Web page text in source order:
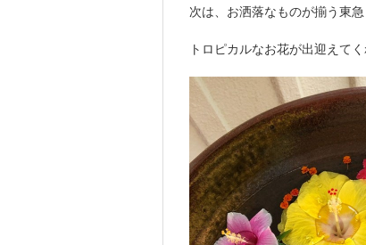
次は、お洒落なものが揃う東
トロピカルなお花が出迎えてく